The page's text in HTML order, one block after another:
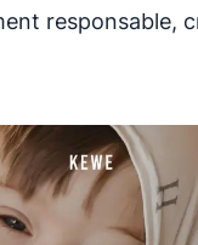
responsable,